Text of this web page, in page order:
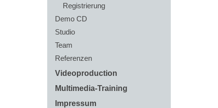
Registrierung
Demo CD
Studio
Team
Referenzen
Videoproduction
Multimedia-Training
Impressum